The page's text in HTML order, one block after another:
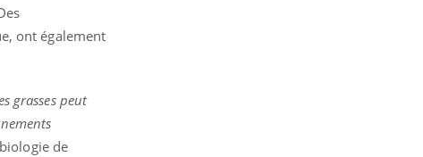
ont également
grasses peut
de